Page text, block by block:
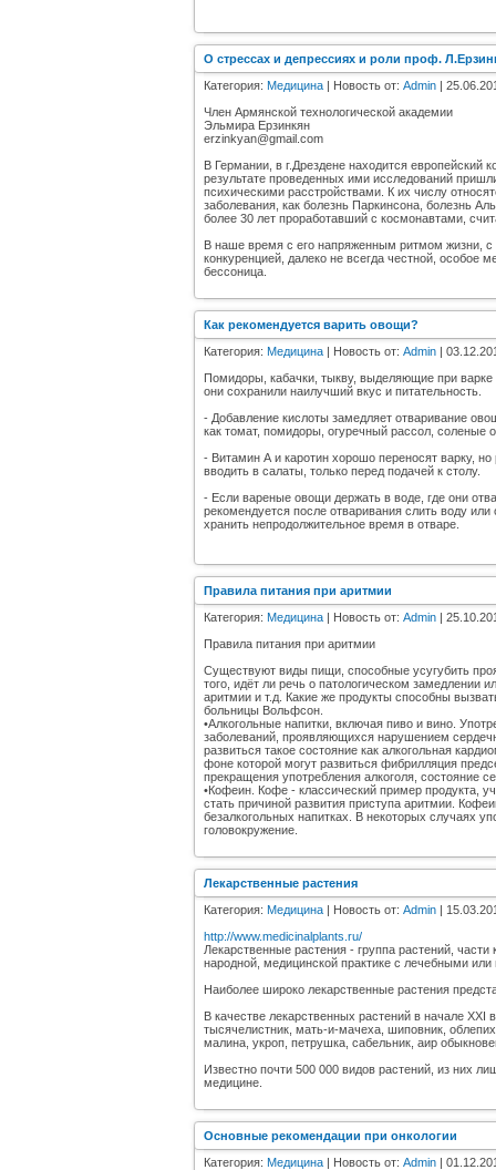
О стрессах и депрессиях и роли проф.
Категория: Медицина | Новость от: Admin |
Член Армянской технологической академии
Эльмира Ерзинкян
erzinkyan@gmail.com
В Германии, в г.Дрездене находится европейский
результате проведенных ими исследований
психическими расстройствами. К их числу
заболевания, как болезнь Паркинсона, болезнь
более 30 лет проработавший с космонавтами,
В наше время с его напряженным ритмом жизни,
конкуренцией, далеко не всегда честной, особое
бессоница.
Как рекомендуется варить овощи?
Категория: Медицина | Новость от: Admin |
Помидоры, кабачки, тыкву, выделяющие при
они сохранили наилучший вкус и питательность.
- Добавление кислоты замедляет отваривание
как томат, помидоры, огуречный рассол, соленые
- Витамин А и каротин хорошо переносят варку,
вводить в салаты, только перед подачей к столу.
- Если вареные овощи держать в воде, где они
рекомендуется после отваривания слить воду
хранить непродолжительное время в отваре.
Правила питания при аритмии
Категория: Медицина | Новость от: Admin |
Правила питания при аритмии
Существуют виды пищи, способные усугубить
того, идёт ли речь о патологическом замедлении
аритмии и т.д. Какие же продукты способны
больницы Вольфсон.
•Алкогольные напитки, включая пиво и вино.
заболеваний, проявляющихся нарушением
развиться такое состояние как алкогольная
фоне которой могут развиться фибрилляция
прекращения употребления алкоголя, состояние
•Кофеин. Кофе - классический пример продукта,
стать причиной развития приступа аритмии.
безалкогольных напитках. В некоторых случаях
головокружение.
Лекарственные растения
Категория: Медицина | Новость от: Admin |
http://www.medicinalplants.ru/
Лекарственные растения - группа растений,
народной, медицинской практике с лечебными
Наиболее широко лекарственные растения
В качестве лекарственных растений в начале
тысячелистник, мать-и-мачеха, шиповник,
малина, укроп, петрушка, сабельник, аир
Известно почти 500 000 видов растений, из них
медицине.
Основные рекомендации при онкологии
Категория: Медицина | Новость от: Admin |